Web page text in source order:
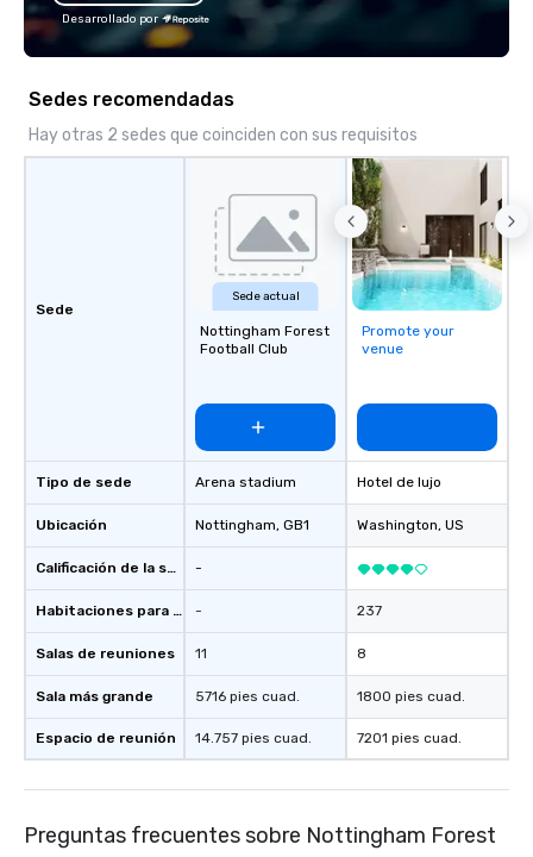
We can help. Our
scavenger hunts can
scavenger hunt on
and with little time
by you. Anyone! Our scavenger hunts
are designed for both
groups. There is no
can’t handle! We
pricing options to suit
and the specific
Perfect for meetings,
conferences.
Desarrollado por
Sedes recomendadas
Hay otras 2 sedes que coinciden con sus requisitos
Sede
Tipo de sede
Ubicación
Calificación de la sede
Habitaciones para huéspedes
Salas de reuniones
Sala más grande
Espacio de reunión
Sede actual
Nottingham Forest
Football Club
Arena stadium
Nottingham, GB1
-
-
11
5716 pies cuad.
14.757 pies cuad.
Promote your
venue
Hotel de lujo
Washington, US
237
8
1800 pies cuad.
7201 pies cuad.
Preguntas frecuentes sobre Nottingham Forest